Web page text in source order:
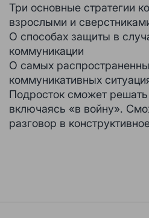
Три основные стратегии
взрослыми и
О способах защиты в
коммуникации
О самых
коммуникативных
Подросток сможет
включаясь «в войну».
разговор в